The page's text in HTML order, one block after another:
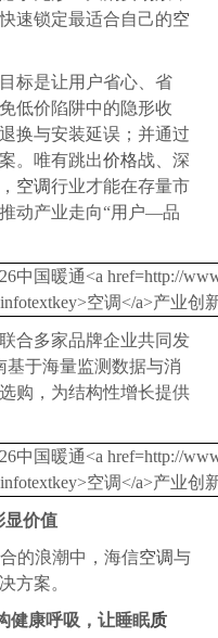
速锁定最适合自己的空
标是让用户省心、省
低价陷阱中的隐形收
换与安装延误；并通过
。唯有跳出价格战、深
空调行业才能在存量市
动产业走向“用户―品
合多家品牌企业共同发
基于海量监测数据与消
购，为结构性增长提供
显价值
的浪潮中，海信空调与
方案。
健康呼吸，让睡眠质